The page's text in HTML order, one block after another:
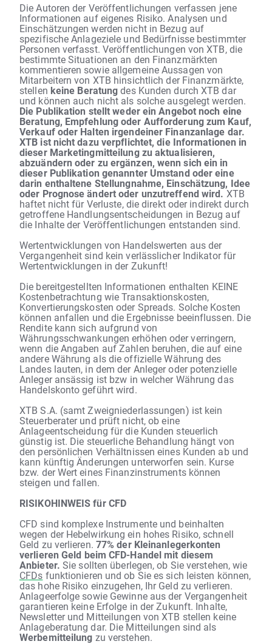
Die Autoren der Veröffentlichungen verfassen jene
Informationen auf eigenes Risiko. Analysen und
Einschätzungen werden nicht in Bezug auf
spezifische Anlageziele und Bedürfnisse bestimmter
Personen verfasst. Veröffentlichungen von XTB, die
bestimmte Situationen an den Finanzmärkten
kommentieren sowie allgemeine Aussagen von
Mitarbeitern von XTB hinsichtlich der Finanzmärkte,
stellen keine Beratungdes Kunden durch XTB dar
und können auch nicht als solche ausgelegt werden.
Die Publikation stellt weder ein Angebot noch eine
Beratung, Empfehlung oder Aufforderung zum Kauf,
Verkauf oder Halten irgendeiner Finanzanlage dar.
XTB ist nicht dazu verpflichtet, die Informationen in
dieser Marketingmitteilung zu aktualisieren,
abzuändern oder zu ergänzen, wenn sich ein in
dieser Publikation genannter Umstand oder eine
darin enthaltene Stellungnahme, Einschätzung, Idee
oder Prognose ändert oder unzutreffend wird.XTB
haftet nicht für Verluste, die direkt oder indirekt durch
getroffene Handlungsentscheidungen in Bezug auf
die Inhalte der Veröffentlichungen entstanden sind.
Wertentwicklungen von Handelswerten aus der
Vergangenheit sind kein verlässlicher Indikator für
Wertentwicklungen in der Zukunft!
Die bereitgestellten Informationen enthalten KEINE
Kostenbetrachtung wie Transaktionskosten,
Konvertierungskosten oder Spreads. Solche Kosten
können anfallen und die Ergebnisse beeinflussen. Die
Rendite kann sich aufgrund von
Währungsschwankungen erhöhen oder verringern,
wenn die Angaben auf Zahlen beruhen, die auf eine
andere Währung als die offizielle Währung des
Landes lauten, in dem der Anleger oder potenzielle
Anleger ansässig ist bzw in welcher Währung das
Handelskonto geführt wird.
XTB S.A. (samt Zweigniederlassungen) ist kein
Steuerberater und prüft nicht, ob eine
Anlageentscheidung für die Kunden steuerlich
günstig ist. Die steuerliche Behandlung hängt von
den persönlichen Verhältnissen eines Kunden ab und
kann künftig Änderungen unterworfen sein. Kurse
bzw. der Wert eines Finanzinstruments können
steigen und fallen.
RISIKOHINWEIS für CFD
CFD sind komplexe Instrumente und beinhalten
wegen der Hebelwirkung ein hohes Risiko, schnell
Geld zu verlieren. 77% der Kleinanlegerkonten
verlieren Geld beim CFD-Handel mit diesem
Anbieter. Sie sollten überlegen, ob Sie verstehen, wie
CFDs funktionieren und ob Sie es sich leisten können,
das hohe Risiko einzugehen, Ihr Geld zu verlieren.
Anlageerfolge sowie Gewinne aus der Vergangenheit
garantieren keine Erfolge in der Zukunft. Inhalte,
Newsletter und Mitteilungen von XTB stellen keine
Anlageberatung dar. Die Mitteilungen sind als
Werbemitteilung zu verstehen.